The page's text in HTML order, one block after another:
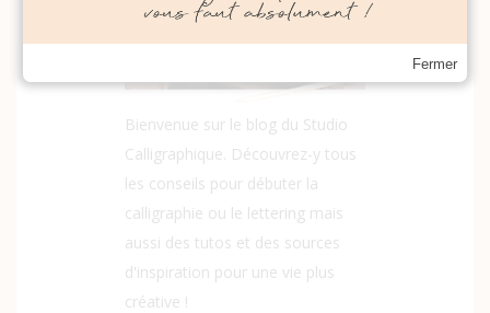
Bienvenue sur le blog du Studio
Calligraphique. Découvrez-y tous
les conseils pour débuter la
calligraphie ou le lettering mais
aussi des tutos et des sources
d'inspiration pour une vie plus
créative !
Fermer